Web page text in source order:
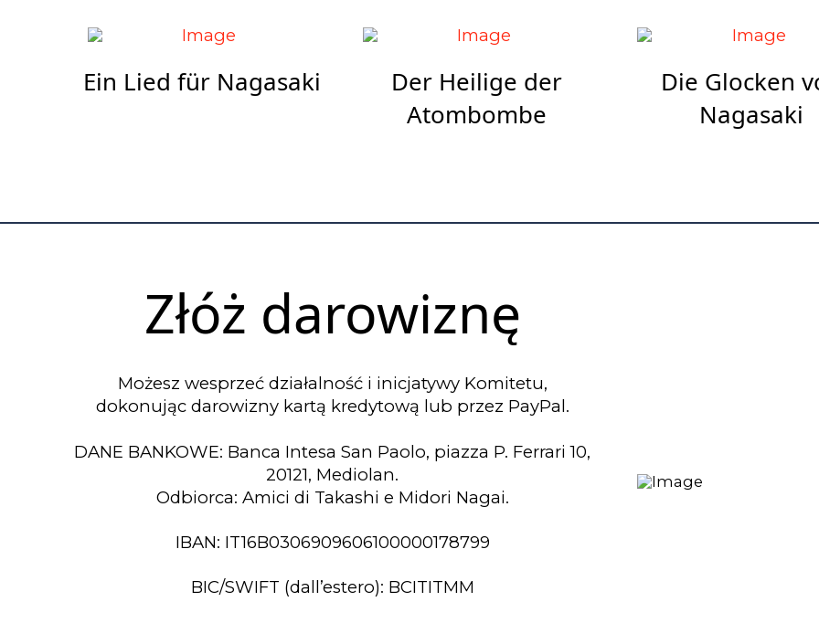
Ein Lied für Nagasaki
Der Heilige der
Atombombe
Die Glocken
Nagasaki
Złóż darowiznę
Możesz wesprzeć działalność i inicjatywy Komitetu,
dokonując darowizny kartą kredytową lub przez PayPal.
DANE BANKOWE: Banca Intesa San Paolo, piazza P. Ferrari 10,
20121, Mediolan.
Odbiorca: Amici di Takashi e Midori Nagai.
IBAN: IT16B0306909606100000178799
BIC/SWIFT (dall’estero): BCITITMM